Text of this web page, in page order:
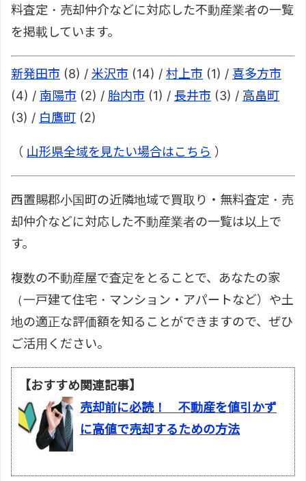
料査定・売却仲介などに対応した不動産業者の一覧
を掲載しています。
新発田市 (8) / 米沢市 (14) / 村上市 (1) / 喜多方市
(4) / 南陽市 (2) / 胎内市 (1) / 長井市 (3) / 高畠町
(3) / 白鷹町 (2)
（ 山形県全域を見たい場合はこちら ）
西置賜郡小国町の近隣地域で買取り・無料査定・売
却仲介などに対応した不動産業者の一覧は以上で
す。
複数の不動産屋で査定をとることで、あなたの家
（一戸建て住宅・マンション・アパートなど）や土
地の適正な評価額を知ることができますので、ぜひ
ご活用ください。
【おすすめ関連記事】
売却前に必読！ 不動産を値引かず
に高値で売却するための方法